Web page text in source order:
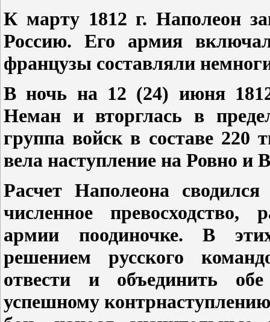
К марту 1812 г. Наполеон
Россию. Его армия
французы составляли
В ночь на 12 (24) июня
Неман и вторглась в
группа войск в составе 220
вела наступление на Ровно и
Расчет Наполеона
численное превосходство,
армии поодиночке. В
решением русского
отвести и объединить
успешному